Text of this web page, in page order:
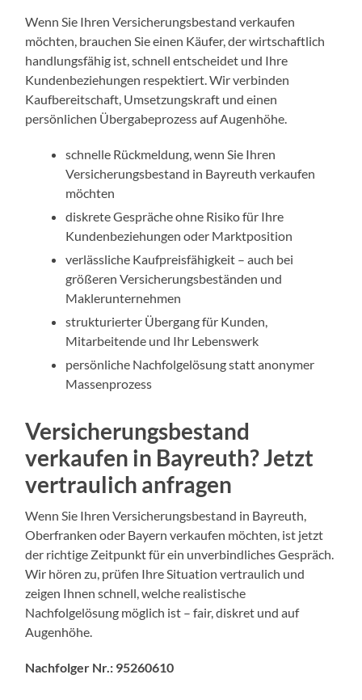
Wenn Sie Ihren Versicherungsbestand verkaufen
möchten, brauchen Sie einen Käufer, der wirtschaftlich
handlungsfähig ist, schnell entscheidet und Ihre
Kundenbeziehungen respektiert. Wir verbinden
Kaufbereitschaft, Umsetzungskraft und einen
persönlichen Übergabeprozess auf Augenhöhe.
schnelle Rückmeldung, wenn Sie Ihren
Versicherungsbestand in Bayreuth verkaufen
möchten
diskrete Gespräche ohne Risiko für Ihre
Kundenbeziehungen oder Marktposition
verlässliche Kaufpreisfähigkeit – auch bei
größeren Versicherungsbeständen und
Maklerunternehmen
strukturierter Übergang für Kunden,
Mitarbeitende und Ihr Lebenswerk
persönliche Nachfolgelösung statt anonymer
Massenprozess
Versicherungsbestand
verkaufen in Bayreuth? Jetzt
vertraulich anfragen
Wenn Sie Ihren Versicherungsbestand in Bayreuth,
Oberfranken oder Bayern verkaufen möchten, ist jetzt
der richtige Zeitpunkt für ein unverbindliches Gespräch.
Wir hören zu, prüfen Ihre Situation vertraulich und
zeigen Ihnen schnell, welche realistische
Nachfolgelösung möglich ist – fair, diskret und auf
Augenhöhe.
Nachfolger Nr.: 95260610